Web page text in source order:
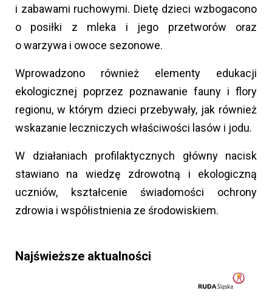
i zabawami ruchowymi. Dietę dzieci wzbogacono
o posiłki z mleka i jego przetworów oraz
o warzywa i owoce sezonowe.
Wprowadzono również elementy edukacji
ekologicznej poprzez poznawanie fauny i flory
regionu, w którym dzieci przebywały, jak również
wskazanie leczniczych właściwości lasów i jodu.
W działaniach profilaktycznych główny nacisk
stawiano na wiedzę zdrowotną i ekologiczną
uczniów, kształcenie świadomości ochrony
zdrowia i współistnienia ze środowiskiem.
Najświeższe aktualności